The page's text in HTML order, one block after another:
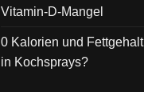
Vitamin-D-Mangel
0 Kalorien und Fettgehalt
in Kochsprays?